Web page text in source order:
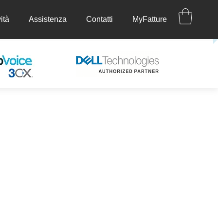
Assistenza Contatti
Assistenza Contatti MyFatture